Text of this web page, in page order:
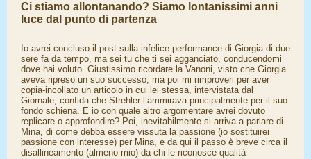
Ci stiamo allontanando? Siamo lontanissimi anni
luce dal punto di partenza
Io avrei concluso il post sulla infelice performance di Giorgia di due
sere fa da tempo, ma sei tu che ti sei agganciato, conducendomi
dove hai voluto. Giustissimo ricordare la Vanoni, visto che Giorgia
aveva ripreso un suo successo, ma poi mi rimproveri per aver
copia-incollato un articolo in cui lei stessa, intervistata dal
Giornale, confida che Strehler l’ammirava principalmente per il suo
fondo schiena. E io con quale altro argomentare avrei dovuto
replicare o approfondire? Poi, inevitabilmente si arriva a parlare di
Mina, di come debba essere vissuta la passione (io sostituirei
passione con interesse) per Mina, e da qui il passo è breve circa il
disallineamento (almeno mio) da chi le riconosce qualità